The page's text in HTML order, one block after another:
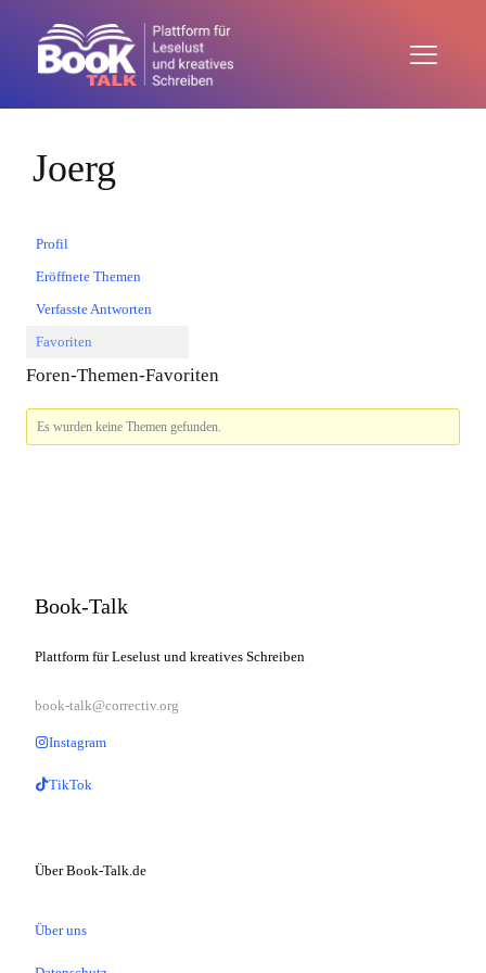
Joerg
Profil
Eröffnete Themen
Verfasste Antworten
Favoriten
Foren-Themen-Favoriten
Es wurden keine Themen gefunden.
Book-Talk
Plattform für Leselust und kreatives Schreiben
book-talk@correctiv.org
Instagram
TikTok
Über Book-Talk.de
Über uns